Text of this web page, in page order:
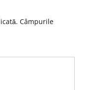
Câmpurile